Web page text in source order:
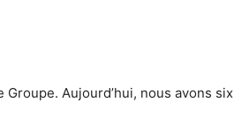
Aujourd’hui, nous avons six